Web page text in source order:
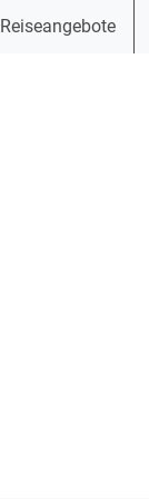
Reiseangebote